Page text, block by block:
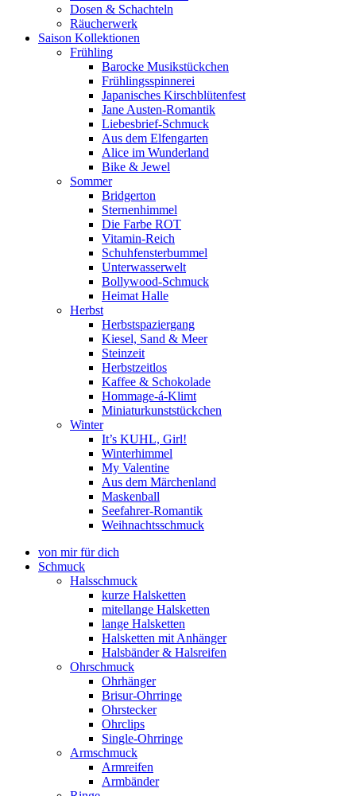
Dosen & Schachteln
Räucherwerk
Saison Kollektionen
Frühling
Barocke Musikstückchen
Frühlingsspinnerei
Japanisches Kirschblütenfest
Jane Austen-Romantik
Liebesbrief-Schmuck
Aus dem Elfengarten
Alice im Wunderland
Bike & Jewel
Sommer
Bridgerton
Sternenhimmel
Die Farbe ROT
Vitamin-Reich
Schuhfensterbummel
Unterwasserwelt
Bollywood-Schmuck
Heimat Halle
Herbst
Herbstspaziergang
Kiesel, Sand & Meer
Steinzeit
Herbstzeitlos
Kaffee & Schokolade
Hommage-á-Klimt
Miniaturkunststückchen
Winter
It’s KUHL, Girl!
Winterhimmel
My Valentine
Aus dem Märchenland
Maskenball
Seefahrer-Romantik
Weihnachtsschmuck
von mir für dich
Schmuck
Halsschmuck
kurze Halsketten
mitellange Halsketten
lange Halsketten
Halsketten mit Anhänger
Halsbänder & Halsreifen
Ohrschmuck
Ohrhänger
Brisur-Ohrringe
Ohrstecker
Ohrclips
Single-Ohrringe
Armschmuck
Armreifen
Armbänder